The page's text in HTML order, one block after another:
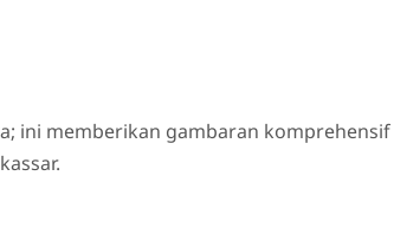
ini memberikan gambaran komprehensif